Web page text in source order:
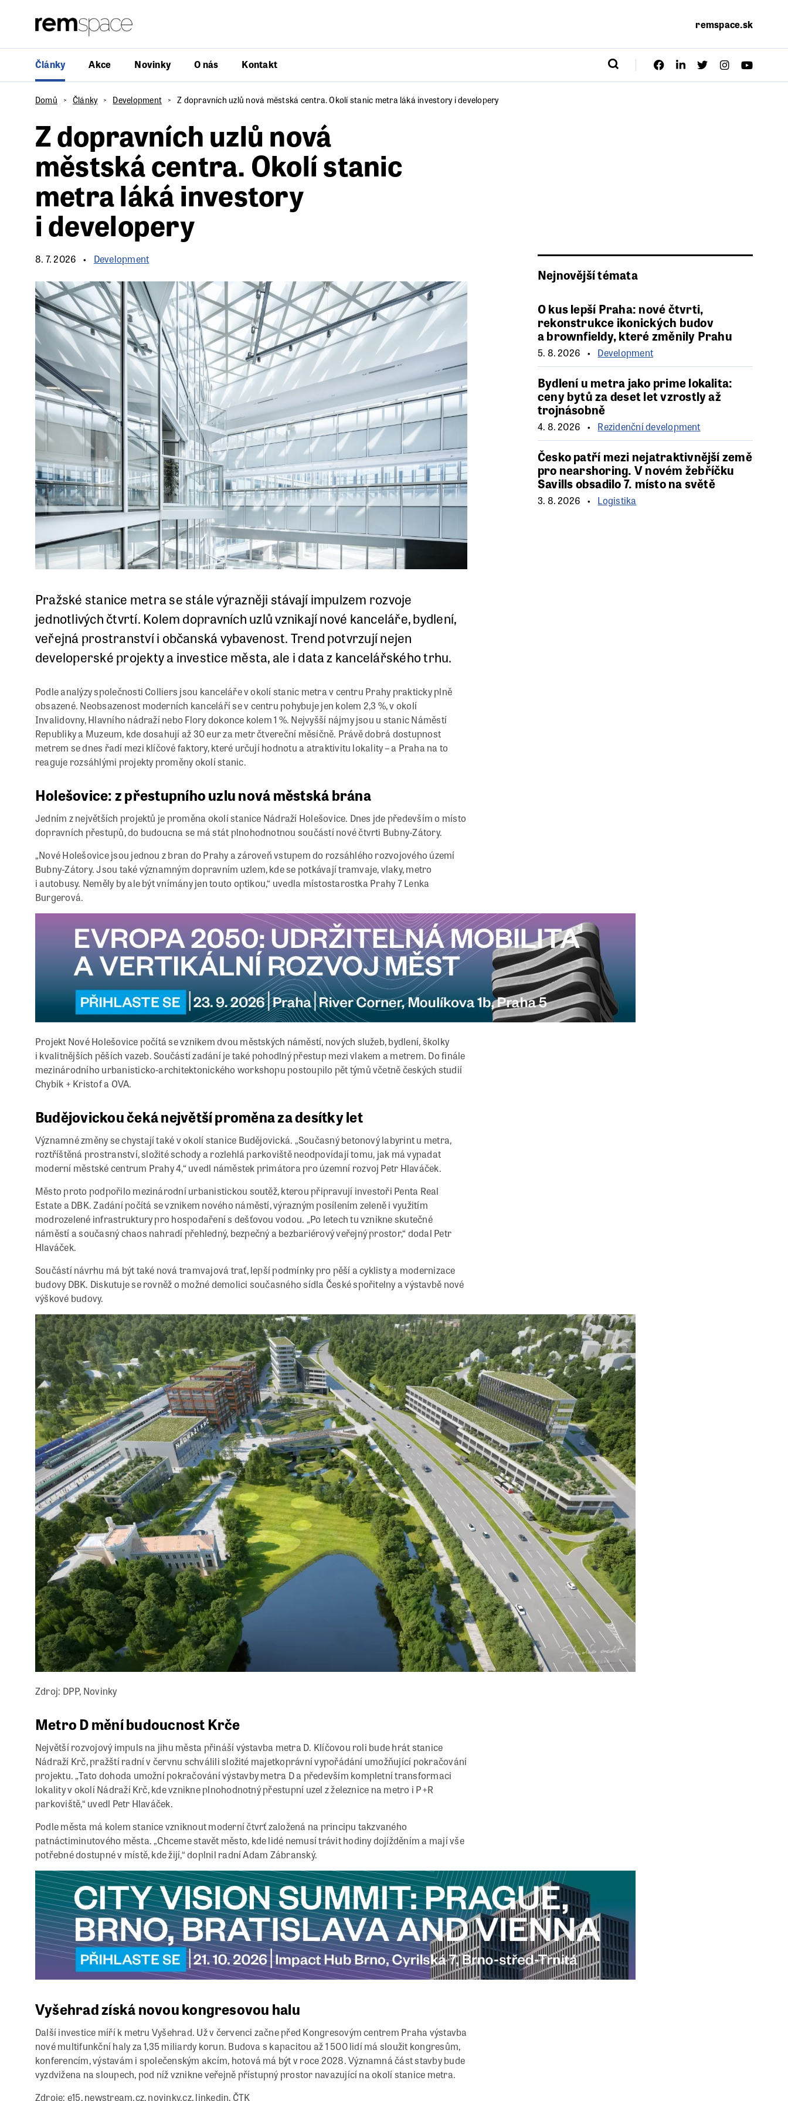
remspace.sk
Články Akce Novinky O nás Kontakt
Domů Články Development Z dopravních uzlů nová městská centra. Okolí stanic metra láká investory i developery
Z dopravních uzlů nová
městská centra. Okolí stanic
metra láká investory
i developery
8. 7. 2026 Development
Pražské stanice metra se stále výrazněji stávají impulzem rozvoje
jednotlivých čtvrtí. Kolem dopravních uzlů vznikají nové kanceláře, bydlení,
veřejná prostranství i občanská vybavenost. Trend potvrzují nejen
developerské projekty a investice města, ale i data z kancelářského trhu.
Podle analýzy společnosti Colliers jsou kanceláře v okolí stanic metra v centru Prahy prakticky plně
obsazené. Neobsazenost moderních kanceláří se v centru pohybuje jen kolem 2,3 %, v okolí
Invalidovny, Hlavního nádraží nebo Flory dokonce kolem 1 %. Nejvyšší nájmy jsou u stanic Náměstí
Republiky a Muzeum, kde dosahují až 30 eur za metr čtvereční měsíčně. Právě dobrá dostupnost
metrem se dnes řadí mezi klíčové faktory, které určují hodnotu a atraktivitu lokality – a Praha na to
reaguje rozsáhlými projekty proměny okolí stanic.
Holešovice: z přestupního uzlu nová městská brána
Jedním z největších projektů je proměna okolí stanice Nádraží Holešovice. Dnes jde především o místo
dopravních přestupů, do budoucna se má stát plnohodnotnou součástí nové čtvrti Bubny-Zátory.
„Nové Holešovice jsou jednou z bran do Prahy a zároveň vstupem do rozsáhlého rozvojového území
Bubny-Zátory. Jsou také významným dopravním uzlem, kde se potkávají tramvaje, vlaky, metro
i autobusy. Neměly by ale být vnímány jen touto optikou,“ uvedla místostarostka Prahy 7 Lenka
Burgerová.
Projekt Nové Holešovice počítá se vznikem dvou městských náměstí, nových služeb, bydlení, školky
i kvalitnějších pěších vazeb. Součástí zadání je také pohodlný přestup mezi vlakem a metrem. Do finále
mezinárodního urbanisticko-architektonického workshopu postoupilo pět týmů včetně českých studií
Chybik + Kristof a OVA.
Budějovickou čeká největší proměna za desítky let
Významné změny se chystají také v okolí stanice Budějovická. „Současný betonový labyrint u metra,
roztříštěná prostranství, složité schody a rozlehlá parkoviště neodpovídají tomu, jak má vypadat
moderní městské centrum Prahy 4,“ uvedl náměstek primátora pro územní rozvoj Petr Hlaváček.
Město proto podpořilo mezinárodní urbanistickou soutěž, kterou připravují investoři Penta Real
Estate a DBK. Zadání počítá se vznikem nového náměstí, výrazným posílením zeleně i využitím
modrozelené infrastruktury pro hospodaření s dešťovou vodou. „Po letech tu vznikne skutečné
náměstí a současný chaos nahradí přehledný, bezpečný a bezbariérový veřejný prostor,“ dodal Petr
Hlaváček.
Součástí návrhu má být také nová tramvajová trať, lepší podmínky pro pěší a cyklisty a modernizace
budovy DBK. Diskutuje se rovněž o možné demolici současného sídla České spořitelny a výstavbě nové
výškové budovy.
Zdroj: DPP, Novinky
Metro D mění budoucnost Krče
Největší rozvojový impuls na jihu města přináší výstavba metra D. Klíčovou roli bude hrát stanice
Nádraží Krč, pražští radní v červnu schválili složité majetkoprávní vypořádání umožňující pokračování
projektu. „Tato dohoda umožní pokračování výstavby metra D a především kompletní transformaci
lokality v okolí Nádraží Krč, kde vznikne plnohodnotný přestupní uzel z železnice na metro i P+R
parkoviště,“ uvedl Petr Hlaváček.
Podle města má kolem stanice vzniknout moderní čtvrť založená na principu takzvaného
patnáctiminutového města. „Chceme stavět město, kde lidé nemusí trávit hodiny dojížděním a mají vše
potřebné dostupné v místě, kde žijí,“ doplnil radní Adam Zábranský.
Vyšehrad získá novou kongresovou halu
Další investice míří k metru Vyšehrad. Už v červenci začne před Kongresovým centrem Praha výstavba
nové multifunkční haly za 1,35 miliardy korun. Budova s kapacitou až 1 500 lidí má sloužit kongresům,
konferencím, výstavám i společenským akcím, hotová má být v roce 2028. Významná část stavby bude
vyzdvižena na sloupech, pod níž vznikne veřejně přístupný prostor navazující na okolí stanice metra.
Zdroje: e15, newstream.cz, novinky.cz, linkedin, ČTK
Nejnovější témata
O kus lepší Praha: nové čtvrti,
rekonstrukce ikonických budov
a brownfieldy, které změnily Prahu
5. 8. 2026 Development
Bydlení u metra jako prime lokalita:
ceny bytů za deset let vzrostly až
trojnásobně
4. 8. 2026 Rezidenční development
Česko patří mezi nejatraktivnější země
pro nearshoring. V novém žebříčku
Savills obsadilo 7. místo na světě
3. 8. 2026 Logistika